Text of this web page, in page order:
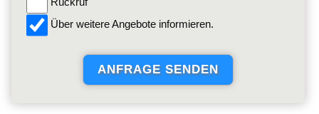
Über weitere Angebote informieren.